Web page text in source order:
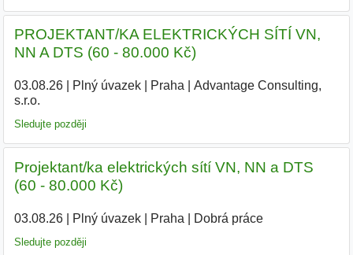
PROJEKTANT/KA ELEKTRICKÝCH SÍTÍ VN,
NN A DTS (60 - 80.000 Kč)
03.08.26| Plný úvazek| Praha
Advantage Consulting,
s.r.o.
Sledujte později
Projektant/ka elektrických sítí VN, NN a DTS
(60 - 80.000 Kč)
03.08.26| Plný úvazek| Praha Dobrá práce
Sledujte později